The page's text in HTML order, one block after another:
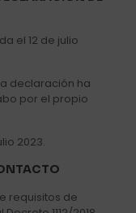
el 12 de julio
declaración ha
por el propio
2023.
requisitos de